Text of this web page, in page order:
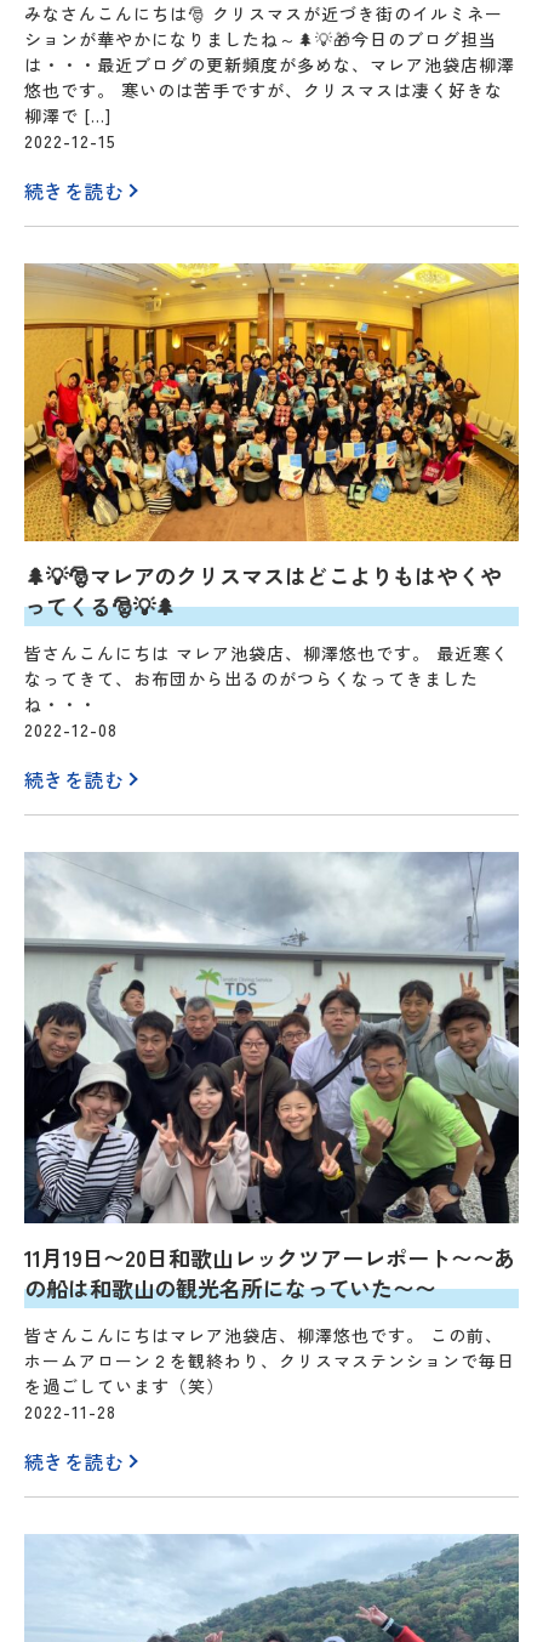
みなさんこんにちは🎅 クリスマスが近づき街のイルミネー
ションが華やかになりましたね～🌲💡🎁今日のブログ担当
は・・・最近ブログの更新頻度が多めな、マレア池袋店柳澤
悠也です。 寒いのは苦手ですが、クリスマスは凄く好きな
柳澤で […]
2022-12-15
続きを読む
🌲💡🎅マレアのクリスマスはどこよりもはやくや
ってくる🎅💡🌲
皆さんこんにちは マレア池袋店、柳澤悠也です。 最近寒く
なってきて、お布団から出るのがつらくなってきました
ね・・・
2022-12-08
続きを読む
11月19日〜20日和歌山レックツアーレポート〜〜あ
の船は和歌山の観光名所になっていた〜〜
皆さんこんにちはマレア池袋店、柳澤悠也です。 この前、
ホームアローン２を観終わり、クリスマステンションで毎日
を過ごしています（笑）
2022-11-28
続きを読む